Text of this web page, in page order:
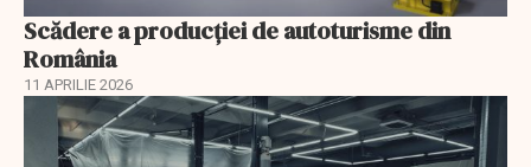
Scădere a producţiei de autoturisme din
România
11 APRILIE 2026